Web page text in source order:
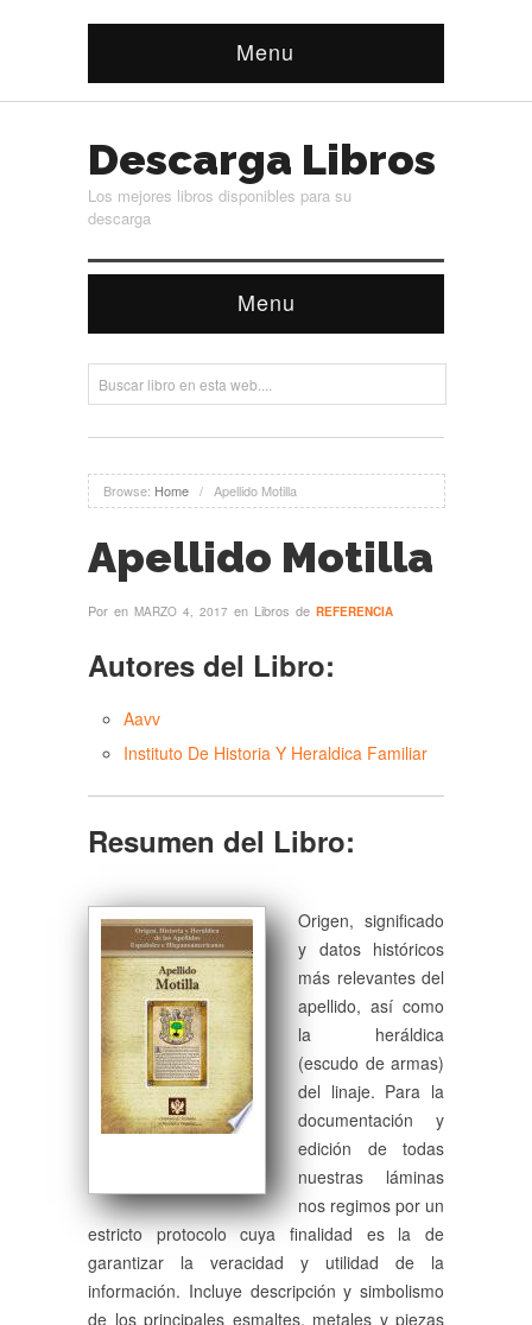
Menu
Descarga Libros
Los mejores libros disponibles para su
descarga
Menu
Browse: Home / Apellido Motilla
Apellido Motilla
Por en MARZO 4, 2017 en Libros de REFERENCIA
Autores del Libro:
Aavv
Instituto De Historia Y Heraldica Familiar
Resumen del Libro:
Origen, significado
y datos históricos
más relevantes del
apellido, así como
la heráldica
(escudo de armas)
del linaje. Para la
documentación y
edición de todas
nuestras láminas
nos regimos por un
estricto protocolo cuya finalidad es la de
garantizar la veracidad y utilidad de la
información. Incluye descripción y simbolismo
de los principales esmaltes, metales y piezas